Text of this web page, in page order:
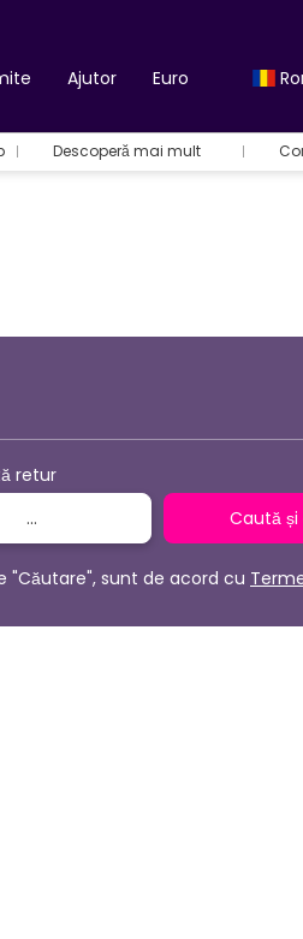
Ajutor Euro
Descoperă mai mult
retur
Caută
"Căutare", sunt de acord cu